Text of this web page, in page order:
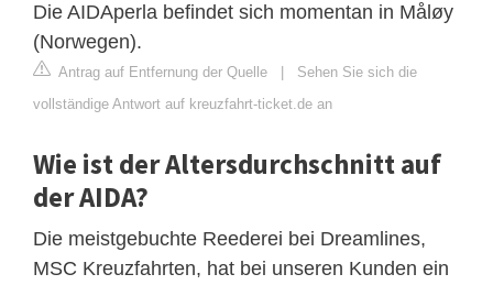
Die AIDAperla befindet sich momentan in Måløy
(Norwegen).
Antrag auf Entfernung der Quelle | Sehen Sie sich die
vollständige Antwort auf kreuzfahrt-ticket.de an
Wie ist der Altersdurchschnitt auf
der AIDA?
Die meistgebuchte Reederei bei Dreamlines,
MSC Kreuzfahrten, hat bei unseren Kunden ein